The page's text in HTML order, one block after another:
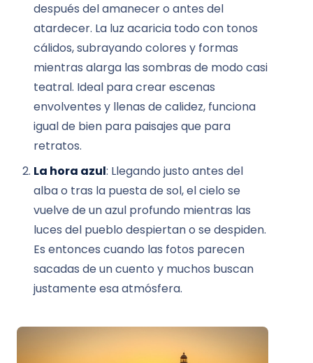
después del amanecer o antes del
atardecer. La luz acaricia todo con tonos
cálidos, subrayando colores y formas
mientras alarga las sombras de modo casi
teatral. Ideal para crear escenas
envolventes y llenas de calidez, funciona
igual de bien para paisajes que para
retratos.
La hora azul: Llegando justo antes del
alba o tras la puesta de sol, el cielo se
vuelve de un azul profundo mientras las
luces del pueblo despiertan o se despiden.
Es entonces cuando las fotos parecen
sacadas de un cuento y muchos buscan
justamente esa atmósfera.